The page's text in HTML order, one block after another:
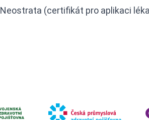
Neostrata (certifikát pro aplikaci